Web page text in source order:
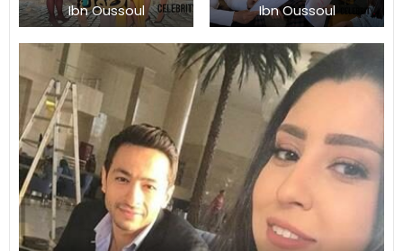
Ibn Oussoul Ibn Oussoul